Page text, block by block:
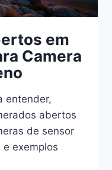
em
Camera
entender,
abertos
de sensor
exemplos